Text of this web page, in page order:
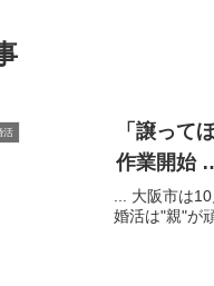
活 「譲って
作業開始
... 大阪市は
婚活は"親"が